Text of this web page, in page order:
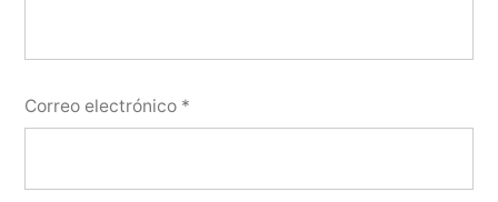
Correo electrónico *